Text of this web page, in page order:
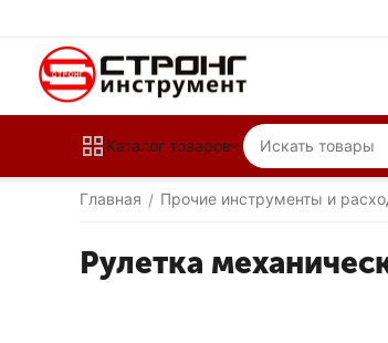
Каталог товаров
Главная / Прочие инструменты и
Рулетка